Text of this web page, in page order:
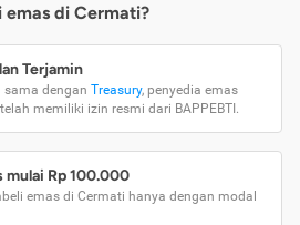
di Cermati?
Terjamin
sama dengan Treasury, penyedia emas
memiliki izin resmi dari BAPPEBTI.
mulai Rp 100.000
emas di Cermati hanya dengan modal